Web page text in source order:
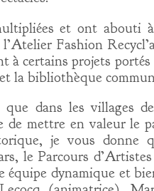
et ont abouti
Fashion
à certains projets
la bibliothèque
dans les villages
de mettre en valeur le
je vous donne
le Parcours d’Artistes
équipe dynamique et